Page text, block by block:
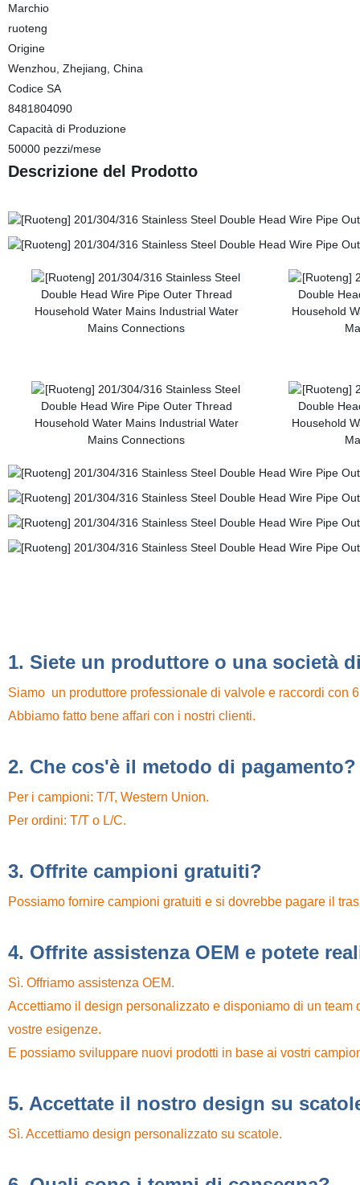
Marchio
ruoteng
Origine
Wenzhou, Zhejiang, China
Codice SA
8481804090
Capacità di Produzione
50000 pezzi/mese
Descrizione del Prodotto
1. Siete un produttore o una società
Siamo un produttore professionale di valvole e raccordi con
Abbiamo fatto bene affari con i nostri clienti.
2. Che cos'è il metodo di pagamento?
Per i campioni: T/T, Western Union.
Per ordini: T/T o L/C.
3. Offrite campioni gratuiti?
Possiamo fornire campioni gratuiti e si dovrebbe pagare il
4. Offrite assistenza OEM e potete
Sì. Offriamo assistenza OEM.
Accettiamo il design personalizzato e disponiamo di un
vostre esigenze.
E possiamo sviluppare nuovi prodotti in base ai vostri
5. Accettate il nostro design su
Sì. Accettiamo design personalizzato su scatole.